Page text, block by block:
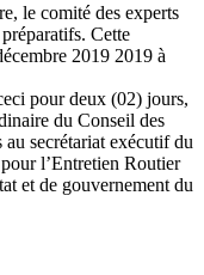
le comité des experts
Cette
2019 2019 à
pour deux (02) jours,
du Conseil des
secrétariat exécutif du
l’Entretien Routier
et de gouvernement du